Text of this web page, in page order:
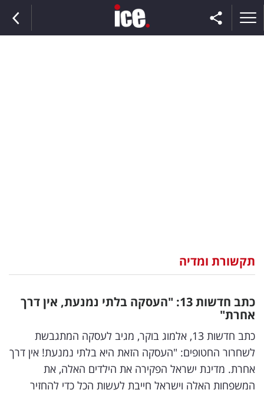
וצרכנות
דיגיטל
וטק
שיווק
ופרסום
תקשורת ומדיה
כתב חדשות 13: "העסקה בלתי נמנעת, אין דרך
אחרת"
כתב חדשות 13, אלמוג בוקר, מגיב לעסקה המתגבשת
לשחרור החטופים: "העסקה הזאת היא בלתי נמנעת! אין דרך
אחרת. מדינת ישראל הפקירה את הילדים האלה, את
המשפחות האלה וישראל חייבת לעשות הכל כדי להחזיר